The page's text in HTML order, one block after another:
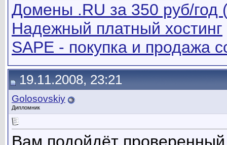
Домены .RU за 350 руб/год
Надежный платный хостинг
SAPE - покупка и продажа
19.11.2008, 23:21
Golosovskiy
Дипломник